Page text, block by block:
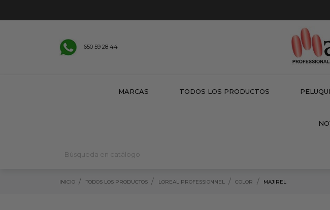
650 59 28 44
MARCAS TODOS LOS PRODUCTOS
INICIO TODOS LOS PRODUCTOS LOREAL PROFESSIONNEL COLOR MAJIREL